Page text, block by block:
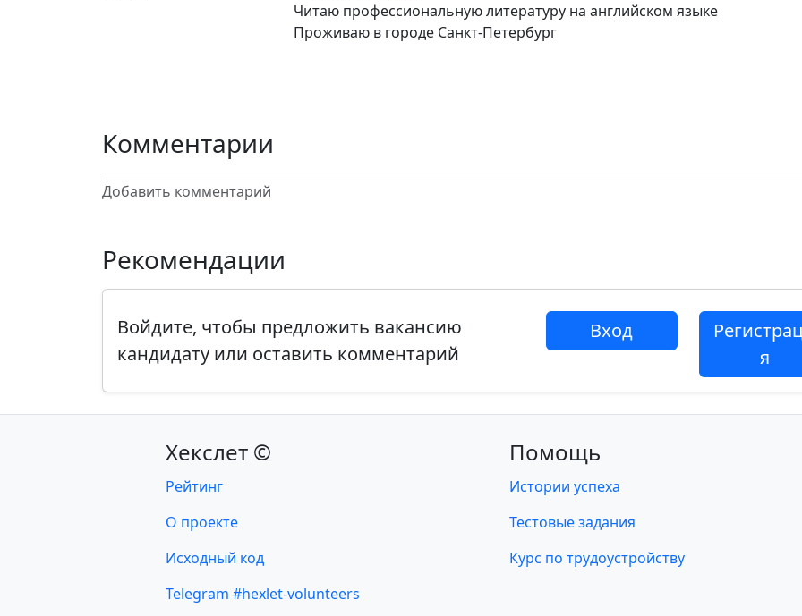
Читаю профессиональную литературу на английском языке
Проживаю в городе Санкт-Петербург
Комментарии
Добавить комментарий
Рекомендации
Войдите, чтобы предложить вакансию
кандидату или оставить комментарий
Вход
я
Хекслет ©
Рейтинг
О проекте
Исходный код
Telegram #hexlet-volunteers
Помощь
Истории успеха
Тестовые задания
Курс по трудоустройству